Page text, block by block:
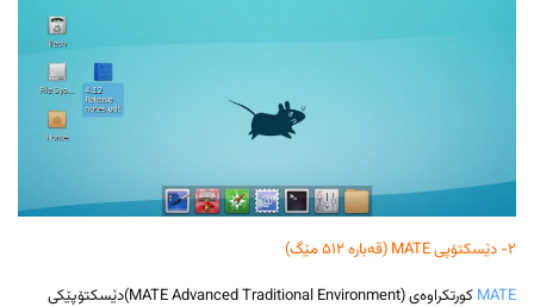
۲- دێسکتۆپی MATE (قەبارە ۵۱۲ مێگ)
MATE
کورتکراوەی (MATE Advanced Traditional Environment)دێسکتۆپێکی